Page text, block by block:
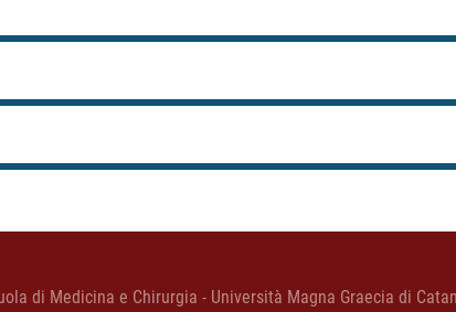
di Medicina e Chirurgia - Università Magna Graecia di